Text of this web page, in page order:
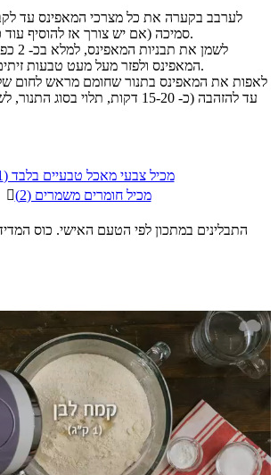
סמיכה (אם יש צורך אז להוסיף עוד כחצי כוס קמח).
המאפינס ולפזר מעל מעט טבעות זיתים (או זית שלם).
עד להזהבה (כ- 15-20 דקות, תלוי בסוג
מכיל צבעי מאכל טבעיים בלבד (1)

מכיל חומרים משמרים (2)
התבלינים במתכון לפי הטעם האישי. כוס